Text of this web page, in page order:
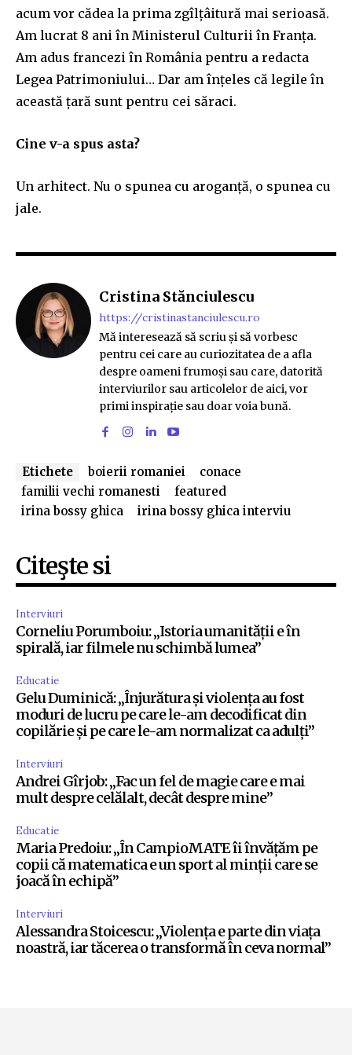
acum vor cădea la prima zgîlțâitură mai serioasă.
Am lucrat 8 ani în Ministerul Culturii în Franța.
Am adus francezi în România pentru a redacta
Legea Patrimoniului… Dar am înțeles că legile în
această țară sunt pentru cei săraci.
Cine v-a spus asta?
Un arhitect. Nu o spunea cu aroganță, o spunea cu
jale.
Cristina Stănciulescu
https://cristinastanciulescu.ro
Mă interesează să scriu și să vorbesc
pentru cei care au curiozitatea de a afla
despre oameni frumoși sau care, datorită
interviurilor sau articolelor de aici, vor
primi inspirație sau doar voia bună.
Etichete boierii romaniei
conace
familii vechi romanesti
featured
irina bossy ghica
irina bossy ghica interviu
Citeşte si
Interviuri
Corneliu Porumboiu: „Istoria umanității e în
spirală, iar filmele nu schimbă lumea”
Educatie
Gelu Duminică: „Înjurătura și violența au fost
moduri de lucru pe care le-am decodificat din
copilărie și pe care le-am normalizat ca adulți”
Interviuri
Andrei Gîrjob: „Fac un fel de magie care e mai
mult despre celălalt, decât despre mine”
Educatie
Maria Predoiu: „În CampioMATE îi învățăm pe
copii că matematica e un sport al minții care se
joacă în echipă”
Interviuri
Alessandra Stoicescu: „Violența e parte din viața
noastră, iar tăcerea o transformă în ceva normal”